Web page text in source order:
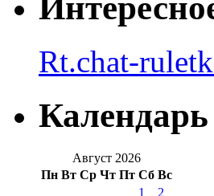
Rt.chat-
Календарь
Август 2026
Пн Вт Ср Чт Пт Сб Вс
1
2